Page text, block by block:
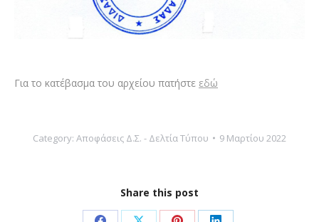
Για το κατέβασμα του αρχείου πατήστε εδώ
Category: Αποφάσεις Δ.Σ. - Δελτία Τύπου 9 Μαρτίου 2022
Share this post